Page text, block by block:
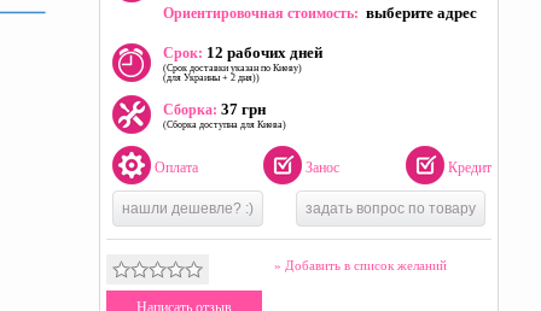
Ориентировочная стоимость: выберите адрес
Срок: 12 рабочих дней
(Срок доставки указан по Киеву)
(для Украины + 2 дня))
Сборка: 37 грн
(Сборка доступна для Киева)
Оплата Занос Кредит
нашли дешевле? :) задать вопрос по товару
» Добавить в список желаний
Написать отзыв